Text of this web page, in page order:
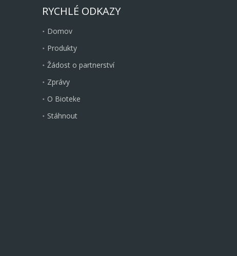
RYCHLÉ ODKAZY
Domov
Produkty
Žádost o partnerství
Zprávy
O Bioteke
Stáhnout